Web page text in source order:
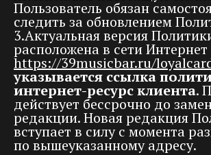
Пользователь обязан
следить за обновлением
3.Актуальная версия
расположена в сети
https://39musicbar.ru/
указывается ссылка
интернет-ресурс клиента.
действует бессрочно до
редакции. Новая редакция
вступает в силу с момента
по вышеуказанному адресу.